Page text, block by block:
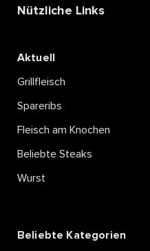
Nützliche Links
Aktuell
Grillfleisch
Spareribs
Fleisch am Knochen
Beliebte Steaks
Wurst
Beliebte Kategorien